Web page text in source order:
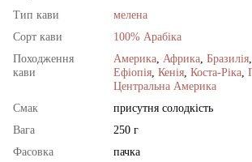
Тип кави
мелена
Сорт кави
100% Арабіка
Походження
кави
Америка Африка Бразилія
Ефіопія Кенія Коста-Ріка
Центральна Америка
Смак
присутня солодкість
Вага
250 г
Фасовка
пачка